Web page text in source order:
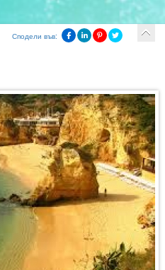
Сподели във: